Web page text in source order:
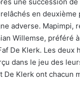
en
adverse. Mapimpi,
Willemse, préféré
De Klerk. Les
dans le jeu des
De Klerk ont chacun